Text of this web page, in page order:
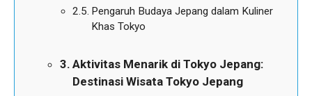
Pengaruh Budaya Jepang dalam Kuliner
Khas Tokyo
Aktivitas Menarik di Tokyo Jepang:
Destinasi Wisata Tokyo Jepang